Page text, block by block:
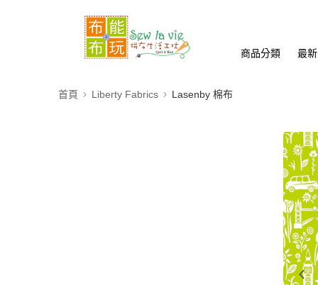
商品分類 最
首頁 Liberty Fabrics Lasenby 棉布